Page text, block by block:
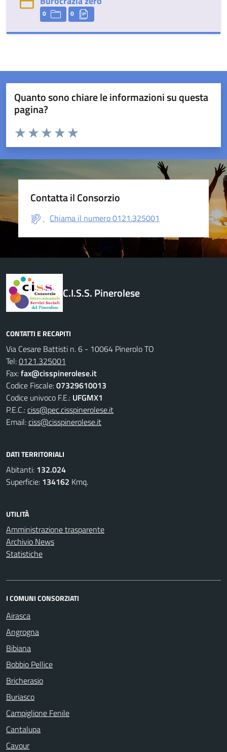
0 0
Quanto sono chiare le informazioni su questa
pagina?
Valuta da 1 a 5 stelle la pagina
Valuta 5 stelle su 5
Valuta 4 stelle su 5
Valuta 3 stelle su 5
Valuta 2 stelle su 5
Valuta 1 stelle su 5
Contatta il Consorzio
Chiama il numero 0121.325001
C.I.S.S. Pinerolese
CONTATTI E RECAPITI
Via Cesare Battisti n. 6 - 10064 Pinerolo TO
Tel:0121.325001
Fax:fax@cisspinerolese.it
Codice Fiscale:07329610013
Codice univoco F.E.: UFGMX1
P.E.C.:ciss@pec.cisspinerolese.it
Email:ciss@cisspinerolese.it
DATI TERRITORIALI
Abitanti: 132.024
Superficie: 134162 Kmq.
UTILITÀ
Amministrazione trasparente
Archivio News
Statistiche
I COMUNI CONSORZIATI
Airasca
Angrogna
Bibiana
Bobbio Pellice
Bricherasio
Buriasco
Campiglione Fenile
Cantalupa
Cavour